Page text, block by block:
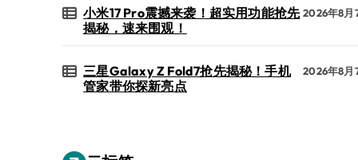
小米17 Pro震撼来袭！超实用功能抢先
揭秘，速来围观！
2026年8月
三星Galaxy Z Fold7抢先揭秘！手机
管家带你探新亮点
2026年8月